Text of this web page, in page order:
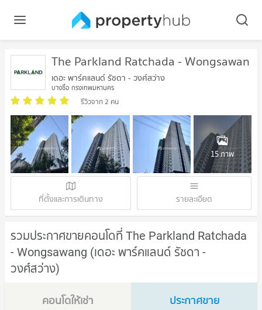
The Parkland Ratchada - Wongsawang
เดอะ พาร์คแลนด์ รัชดา - วงศ์สว่าง
บางซื่อ กรุงเทพมหานคร
รีวิวจาก 2 คน
15 ภาพ
ที่ตั้งและการเดินทาง รายละเอียด
รวมประกาศขายคอนโดที่ The Parkland Ratchada
- Wongsawang (เดอะ พาร์คแลนด์ รัชดา -
วงศ์สว่าง)
คอนโดให้เช่า
ประกาศขาย